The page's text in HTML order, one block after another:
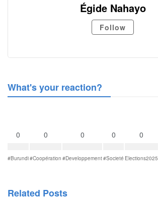
Égide Nahayo
Follow
What's your reaction?
0
#Burundi
0
#Coopération
0
#Developpement
0
#Societé
0
Elections2025
Related Posts